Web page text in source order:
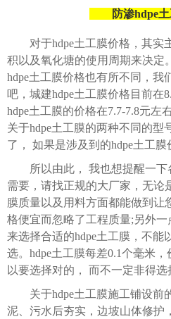
防渗hdpe土
对于hdpe土工膜价格，其实
积以及氧化塘的使用周期来决定
hdpe土工膜价格也有所不同，我
吧，城建hdpe土工膜价格目前在
hdpe土工膜的价格在7.7-7.8元左
关于hdpe土工膜的两种不同的型
了， 如果是涉及到的hdpe土工膜
所以由此， 我也想提醒一下
需要，请找正规的大厂家，无论
膜质量以及用料方面都能做到让
格便宜而忽略了工程质量;另外
来选择合适的hdpe土工膜，不能
选。hdpe土工膜每差0.1个毫米
以要选择对的， 而不一定非得选
关于hdpe土工膜施工铺设前
泥、污水后夯实，边坡山体修护